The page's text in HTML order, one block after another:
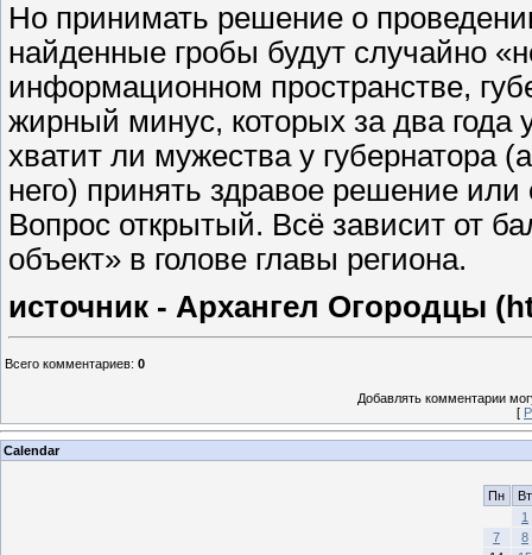
Но принимать решение о
найденные гробы будут случайно
информационном пространстве,
жирный минус, которых за два года
хватит ли мужества у губернатора
него) принять здравое решение или
Вопрос открытый. Всё зависит от
объект» в голове главы региона.
источник - Архангел Огородцы
Всего комментариев: 0
Добавлять комментарии
[
Calendar
Пн
Вт
1
7
8